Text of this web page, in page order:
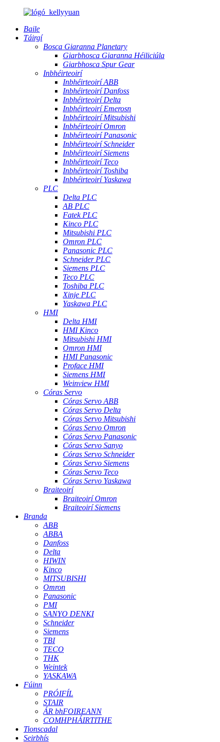
Baile
Táirgí
Bosca Giaranna Planetary
Giarbhosca Giaranna Héiliciúla
Giarbhosca Spur Gear
Inbhéirteoirí
Inbhéirteoirí ABB
Inbhéirteoirí Danfoss
Inbhéirteoirí Delta
Inbhéirteoirí Emerosn
Inbhéirteoirí Mitsubishi
Inbhéirteoirí Omron
Inbhéirteoirí Panasonic
Inbhéirteoirí Schneider
Inbhéirteoirí Siemens
Inbhéirteoirí Teco
Inbhéirteoirí Toshiba
Inbhéirteoirí Yaskawa
PLC
Delta PLC
AB PLC
Fatek PLC
Kinco PLC
Mitsubishi PLC
Omron PLC
Panasonic PLC
Schneider PLC
Siemens PLC
Teco PLC
Toshiba PLC
Xinje PLC
Yaskawa PLC
HMI
Delta HMI
HMI Kinco
Mitsubishi HMI
Omron HMI
HMI Panasonic
Proface HMI
Siemens HMI
Weinview HMI
Córas Servo
Córas Servo ABB
Córas Servo Delta
Córas Servo Mitsubishi
Córas Servo Omron
Córas Servo Panasonic
Córas Servo Sanyo
Córas Servo Schneider
Córas Servo Siemens
Córas Servo Teco
Córas Servo Yaskawa
Braiteoirí
Braiteoirí Omron
Braiteoirí Siemens
Branda
ABB
ABBA
Danfoss
Delta
HIWIN
Kinco
MITSUBISHI
Omron
Panasonic
PMI
SANYO DENKI
Schneider
Siemens
TBI
TECO
THK
Weintek
YASKAWA
Fúinn
PRÓIFÍL
STAIR
ÁR bhFOIREANN
COMHPHÁIRTITHE
Tionscadal
Seirbhís